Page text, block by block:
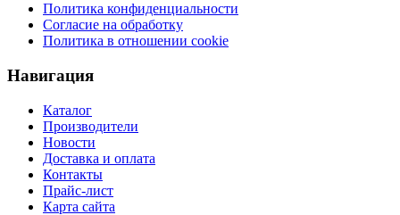
Политика конфиденциальности
Согласие на обработку
Политика в отношении cookie
Навигация
Каталог
Производители
Новости
Доставка и оплата
Контакты
Прайс-лист
Карта сайта